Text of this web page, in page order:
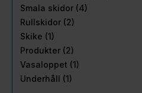
Smala skidor (4)
Rullskidor (2)
Skike (1)
Produkter (2)
Vasaloppet (1)
Underhåll (1)